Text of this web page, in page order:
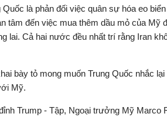
là phản đối việc quân sự hóa eo
tâm đến việc mua thêm dầu mỏ của Mỹ
lai. Cả hai nước đều nhất trí rằng Iran
bày tỏ mong muốn Trung Quốc nhắc
Mỹ.
Trump - Tập, Ngoại trưởng Mỹ Marco